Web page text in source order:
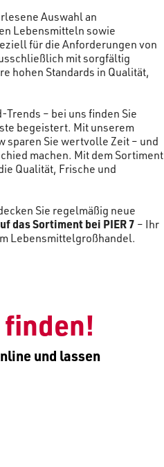
Auswahl an
Lebensmitteln sowie
für die Anforderungen von
mit sorgfältig
hohen Standards in Qualität,
– bei uns finden Sie
begeistert. Mit unserem
Sie wertvolle Zeit – und
machen. Mit dem Sortiment
Qualität, Frische und
Sie regelmäßig neue
das Sortiment bei PIER 7 – Ihr
Lebensmittelgroßhandel.
finden!
und lassen